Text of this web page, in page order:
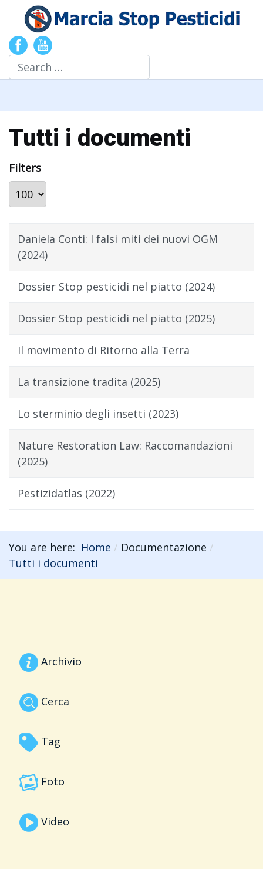
Search
Tutti i documenti
Filters
Display #
Daniela Conti: I falsi miti dei nuovi OGM
(2024)
Dossier Stop pesticidi nel piatto (2024)
Dossier Stop pesticidi nel piatto (2025)
Il movimento di Ritorno alla Terra
La transizione tradita (2025)
Lo sterminio degli insetti (2023)
Nature Restoration Law: Raccomandazioni
(2025)
Pestizidatlas (2022)
You are here: Home
Documentazione
Tutti i documenti
Archivio
Cerca
Tag
Foto
Video